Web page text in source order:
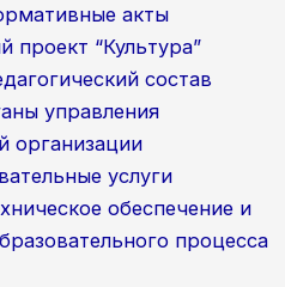
акты
проект “Культура”
состав
управления
организации
услуги
обеспечение и
процесса